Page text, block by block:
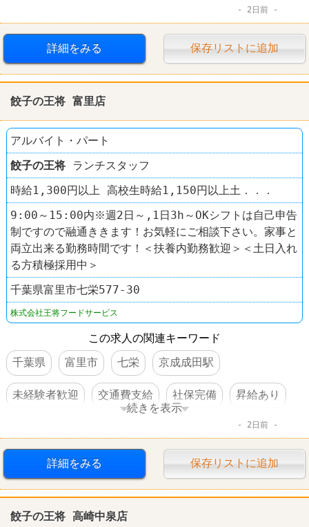
ラーメン 餃子の王将
2日前
詳細をみる 保存リストに追加
餃子の王将 富里店
アルバイト・パート
餃子の王将 ランチスタッフ
時給1,300円以上 高校生時給1,150円以上土．．．
9:00～15:00内※週2日～,1日3h～OKシフトは自己申告
制ですので融通ききます！お気軽にご相談下さい。家事と
両立出来る勤務時間です！＜扶養内勤務歓迎＞＜土日入れ
る方積極採用中＞
千葉県富里市七栄577-30
株式会社王将フードサービス
この求人の関連キーワード
千葉県
富里市 七栄 京成成田駅
未経験者歓迎 交通費支給 社保完備 昇給あり
餃子の王将
続きを表示
2日前
詳細をみる 保存リストに追加
餃子の王将 高崎中泉店